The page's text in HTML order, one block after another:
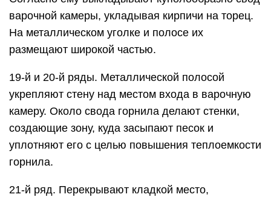
варочной камеры, укладывая кирпичи на торец.
На металлическом уголке и полосе их
размещают широкой частью.
19-й и 20-й ряды. Металлической полосой
укрепляют стену над местом входа в варочную
камеру. Около свода горнила делают стенки,
создающие зону, куда засыпают песок и
уплотняют его с целью повышения теплоемкости
горнила.
21-й ряд. Перекрывают кладкой место,